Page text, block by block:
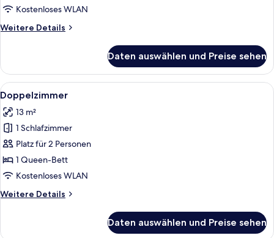
Kostenloses WLAN
Weitere Details
Weitere
Doppelzimmer
Daten auswählen und Preise sehen
Alle
Fotos
für
Doppelzimmer
anzeigen
Ein Hotelzimmer mit hölzernem
22
Doppelzimmer
13 m²
1 Schlafzimmer
Platz für 2 Personen
1 Queen-Bett
Kostenloses WLAN
Weitere Details
Weitere
Daten auswählen und Preise sehen